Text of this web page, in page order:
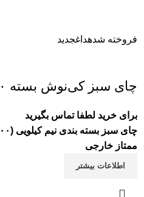
فروخته شدهداغجدید
چای سبز کی‌نوش بسته ۵۰۰ گرمی
برای خرید لطفا تماس بگیرید
ممتاز خارجی
اطلاعات بیشتر